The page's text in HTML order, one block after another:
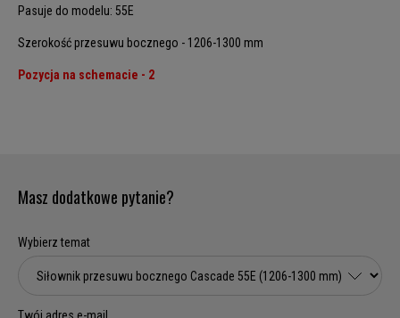
Pasuje do modelu: 55E
Szerokość przesuwu bocznego - 1206-1300 mm
Pozycja na schemacie - 2
Masz dodatkowe pytanie?